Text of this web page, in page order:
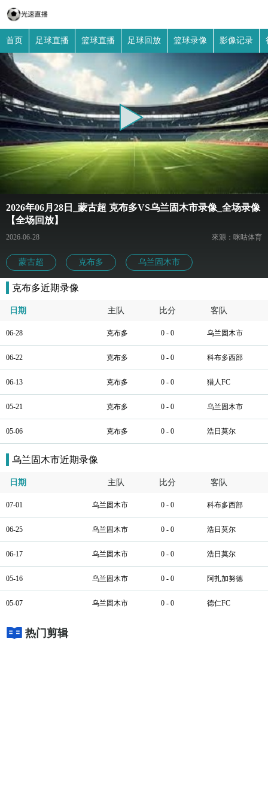
首页 足球直播 篮球直播 足球回放 篮球录像 影像记录
2026年06月28日_蒙古超 克布多VS乌兰固木市录像_全场录像
【全场回放】
2026-06-28 來源：咪咕体育
蒙古超 克布多 乌兰固木市
克布多近期录像
日期 主队 比分 客队
06-28 克布多 0 - 0 乌兰固木市
06-22 克布多 0 - 0 科布多西部
06-13 克布多 0 - 0 猎人FC
05-21 克布多 0 - 0 乌兰固木市
05-06 克布多 0 - 0 浩日莫尔
乌兰固木市近期录像
日期 主队 比分 客队
07-01 乌兰固木市 0 - 0 科布多西部
06-25 乌兰固木市 0 - 0 浩日莫尔
06-17 乌兰固木市 0 - 0 浩日莫尔
05-16 乌兰固木市 0 - 0 阿扎加努德
05-07 乌兰固木市 0 - 0 德仁FC
热门剪辑